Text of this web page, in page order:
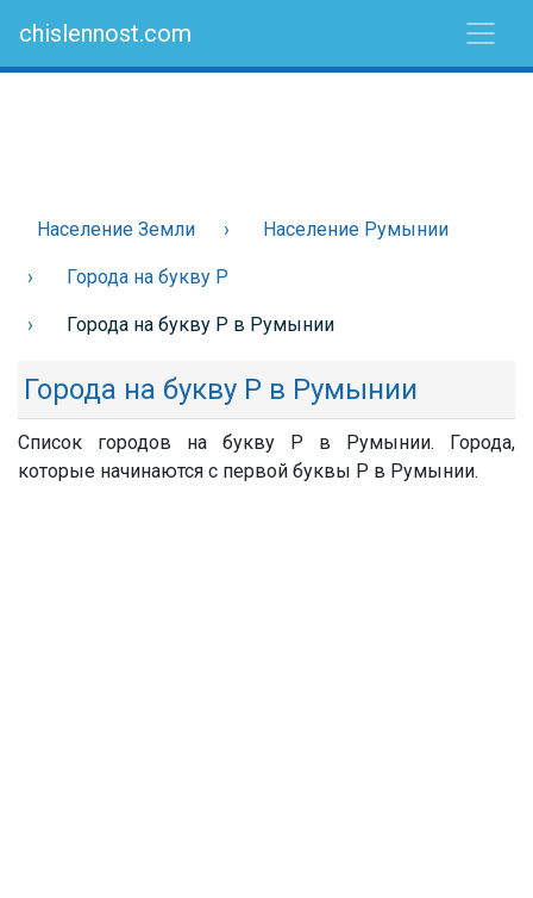
chislennost.com
Население Земли Население Румынии
Города на букву Р
Города на букву Р в Румынии
Города на букву Р в Румынии
Список городов на букву Р в Румынии. Города,
которые начинаются с первой буквы Р в Румынии.